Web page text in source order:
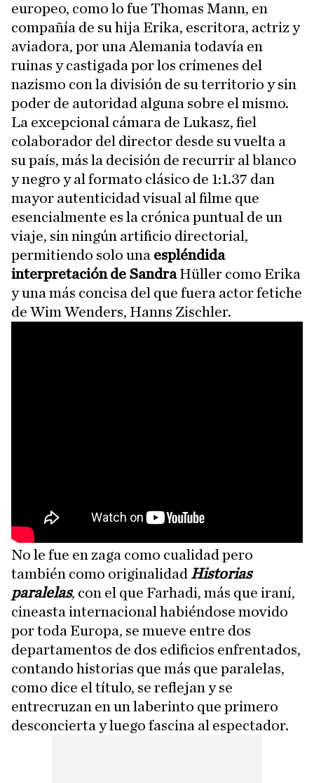
europeo, como lo fue Thomas Mann, en
compañía de su hija Erika, escritora, actriz y
aviadora, por una Alemania todavía en
ruinas y castigada por los crímenes del
nazismo con la división de su territorio y sin
poder de autoridad alguna sobre el mismo.
La excepcional cámara de Lukasz, fiel
colaborador del director desde su vuelta a
su país, más la decisión de recurrir al blanco
y negro y al formato clásico de 1:1.37 dan
mayor autenticidad visual al filme que
esencialmente es la crónica puntual de un
viaje, sin ningún artificio directorial,
permitiendo solo una espléndida
interpretación de SandraHüller como Erika
y una más concisa del que fuera actor fetiche
de Wim Wenders, Hanns Zischler.
No le fue en zaga como cualidad pero
también como originalidad Historias
paralelas, con el que Farhadi, más que iraní,
cineasta internacional habiéndose movido
por toda Europa, se mueve entre dos
departamentos de dos edificios enfrentados,
contando historias que más que paralelas,
como dice el título, se reflejan y se
entrecruzan en un laberinto que primero
desconcierta y luego fascina al espectador.